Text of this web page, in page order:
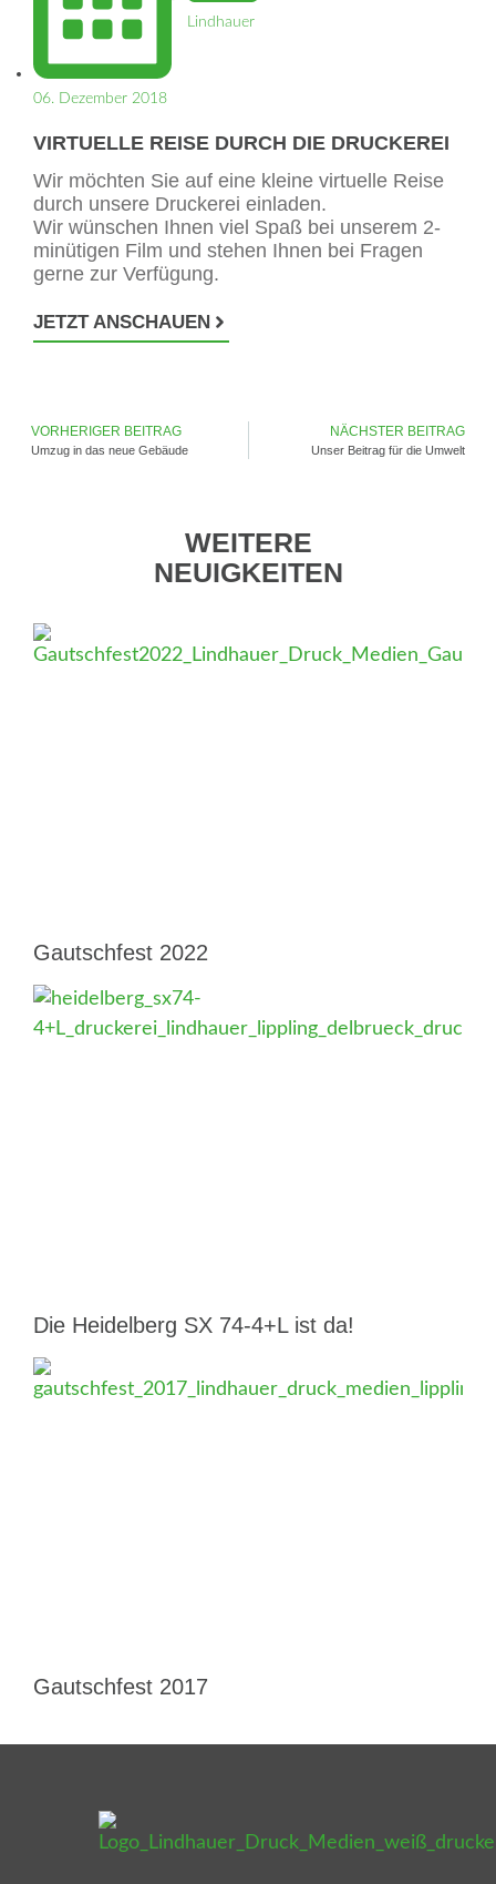
06. Dezember 2018
Lindhauer
VIRTUELLE REISE DURCH DIE DRUCKEREI
Wir möchten Sie auf eine kleine virtuelle Reise
durch unsere Druckerei einladen.
Wir wünschen Ihnen viel Spaß bei unserem 2-
minütigen Film und stehen Ihnen bei Fragen
gerne zur Verfügung.
JETZT ANSCHAUEN
VORHERIGER BEITRAG
Umzug in das neue Gebäude
NÄCHSTER BEITRAG
Unser Beitrag für die Umwelt
WEITERE
NEUIGKEITEN
Gautschfest 2022
Die Heidelberg SX 74-4+L ist da!
Gautschfest 2017